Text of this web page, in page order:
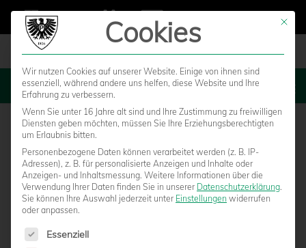
MENU
Mit
Cookies
Wir nutzen Cookies auf unserer Website. Einige von ihnen sind
essenziell, während andere uns helfen, diese Website und Ihre
Erfahrung zu verbessern.
Wenn Sie unter 16 Jahre alt sind und Ihre Zustimmung zu freiwilligen
Diensten geben möchten, müssen Sie Ihre Erziehungsberechtigten
um Erlaubnis bitten.
Personenbezogene Daten können verarbeitet werden (z. B. IP-
Adressen), z. B. für personalisierte Anzeigen und Inhalte oder
Anzeigen- und Inhaltsmessung. Weitere Informationen über die
Verwendung Ihrer Daten finden Sie in unserer Datenschutzerklärung.
Sie können Ihre Auswahl jederzeit unter Einstellungen widerrufen
oder anpassen.
Es folgt eine Liste der Service-Gruppen, für die eine
Essenziell